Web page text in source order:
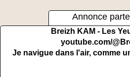
Annonce
Breizh KAM - Les
youtube.com/
Je navigue dans l'air, comme